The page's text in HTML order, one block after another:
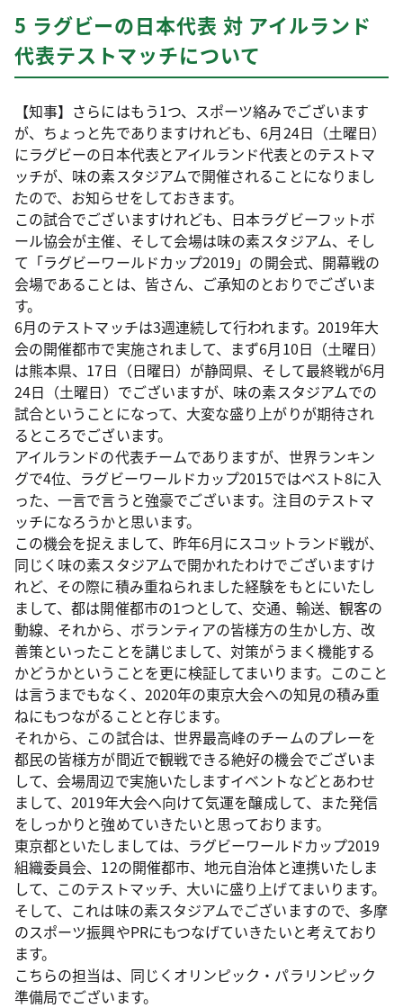
5 ラグビーの日本代表 対 アイルランド
代表テストマッチについて
【知事】さらにはもう1つ、スポーツ絡みでございます
が、ちょっと先でありますけれども、6月24日（土曜日）
にラグビーの日本代表とアイルランド代表とのテストマ
ッチが、味の素スタジアムで開催されることになりまし
たので、お知らせをしておきます。
この試合でございますけれども、日本ラグビーフットボ
ール協会が主催、そして会場は味の素スタジアム、そし
て「ラグビーワールドカップ2019」の開会式、開幕戦の
会場であることは、皆さん、ご承知のとおりでございま
す。
6月のテストマッチは3週連続して行われます。2019年大
会の開催都市で実施されまして、まず6月10日（土曜日）
は熊本県、17日（日曜日）が静岡県、そして最終戦が6月
24日（土曜日）でございますが、味の素スタジアムでの
試合ということになって、大変な盛り上がりが期待され
るところでございます。
アイルランドの代表チームでありますが、世界ランキン
グで4位、ラグビーワールドカップ2015ではベスト8に入
った、一言で言うと強豪でございます。注目のテストマ
ッチになろうかと思います。
この機会を捉えまして、昨年6月にスコットランド戦が、
同じく味の素スタジアムで開かれたわけでございますけ
れど、その際に積み重ねられました経験をもとにいたし
まして、都は開催都市の1つとして、交通、輸送、観客の
動線、それから、ボランティアの皆様方の生かし方、改
善策といったことを講じまして、対策がうまく機能する
かどうかということを更に検証してまいります。このこと
は言うまでもなく、2020年の東京大会への知見の積み重
ねにもつながることと存じます。
それから、この試合は、世界最高峰のチームのプレーを
都民の皆様方が間近で観戦できる絶好の機会でございま
して、会場周辺で実施いたしますイベントなどとあわせ
まして、2019年大会へ向けて気運を醸成して、また発信
をしっかりと強めていきたいと思っております。
東京都といたしましては、ラグビーワールドカップ2019
組織委員会、12の開催都市、地元自治体と連携いたしま
して、このテストマッチ、大いに盛り上げてまいります。
そして、これは味の素スタジアムでございますので、多摩
のスポーツ振興やPRにもつなげていきたいと考えており
ます。
こちらの担当は、同じくオリンピック・パラリンピック
準備局でございます。